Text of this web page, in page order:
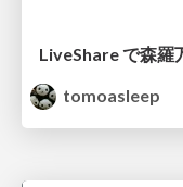
LiveShare で森羅
tomoasleep